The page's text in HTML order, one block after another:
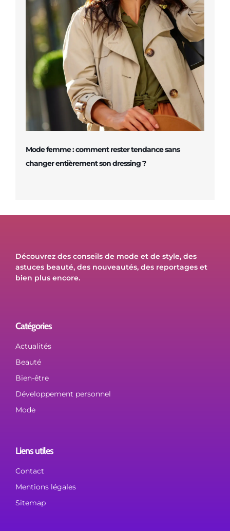
Mode femme : comment rester tendance sans
changer entièrement son dressing ?
Découvrez des conseils de mode et de style, des
astuces beauté, des nouveautés, des reportages et
bien plus encore.
Catégories
Actualités
Beauté
Bien-être
Développement personnel
Mode
Liens utiles
Contact
Mentions légales
Sitemap